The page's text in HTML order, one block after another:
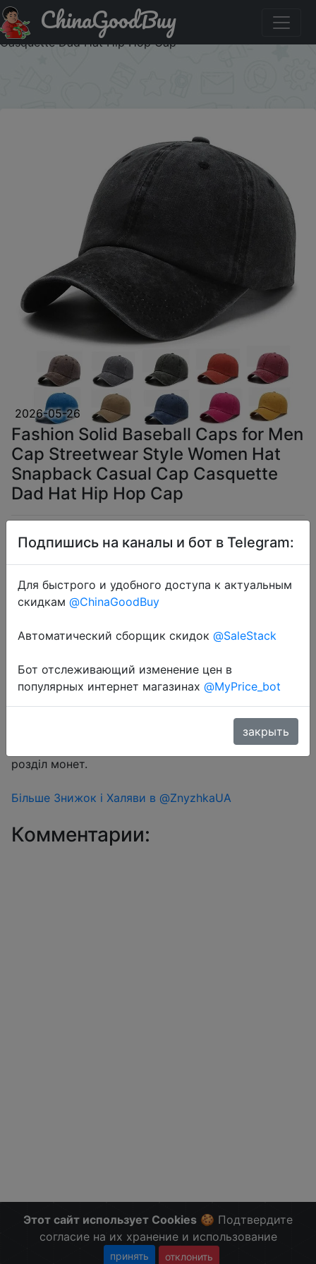
Купить по скидке: Fashion Solid Baseball Caps for Men
Cap Streetwear Style Women Hat Snapback Casual Cap
Casquette Dad Hat Hip Hop Cap
ChinaGoodBuy
2026-05-26
Fashion Solid Baseball Caps for Men
Cap Streetwear Style Women Hat
Snapback Casual Cap Casquette
Dad Hat Hip Hop Cap
$2.1
Coins
Перейти в магазин
Знижка монетками 155 Coins у додатку через
розділ монет.
Більше Знижок і Халяви в @ZnyzhkaUA
Комментарии:
Этот сайт использует Cookies 🍪 Подтвердите
согласие на их хранение и использование
принять отклонить
Подпишись на каналы и бот в Telegram:
Для быстрого и удобного доступа к актуальным
скидкам @ChinaGoodBuy
Автоматический сборщик скидок @SaleStack
Бот отслеживающий изменение цен в
популярных интернет магазинах @MyPrice_bot
закрыть